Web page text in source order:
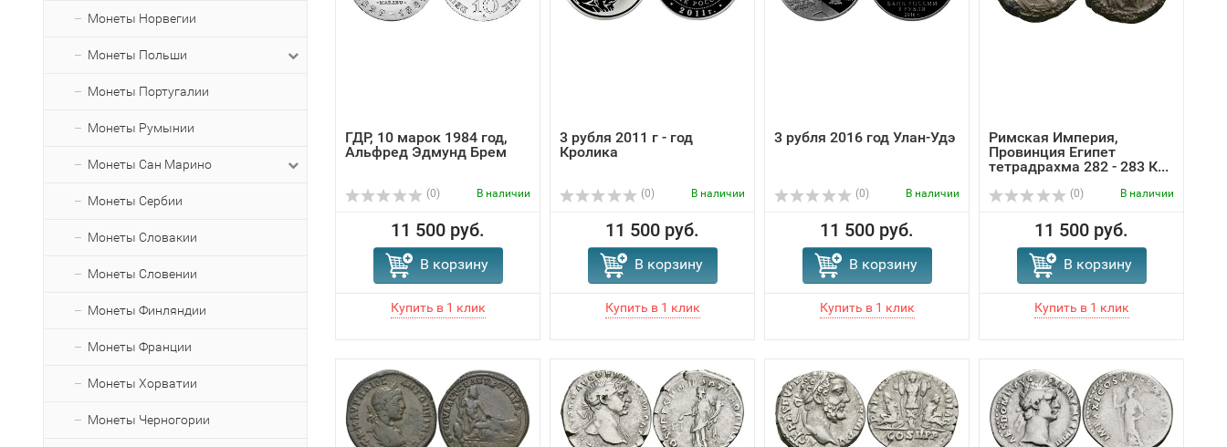
Монеты Норвегии
Монеты Польши
Монеты Португалии
Монеты Румынии
Монеты Сан Марино
Монеты Сербии
Монеты Словакии
Монеты Словении
Монеты Финляндии
Монеты Франции
Монеты Хорватии
Монеты Черногории
ГДР, 10 марок 1984 год,
Альфред Эдмунд Брем
(0) В наличии
11 500 руб.
В корзину
3 рубля 2011 г - год
Кролика
(0) В наличии
11 500 руб.
В корзину
3 рубля 2016 год Улан-Удэ
(0) В наличии
11 500 руб.
В корзину
Римская Империя,
Провинция Египет
тетрадрахма 282 - 283 К...
(0) В наличии
11 500 руб.
В корзину